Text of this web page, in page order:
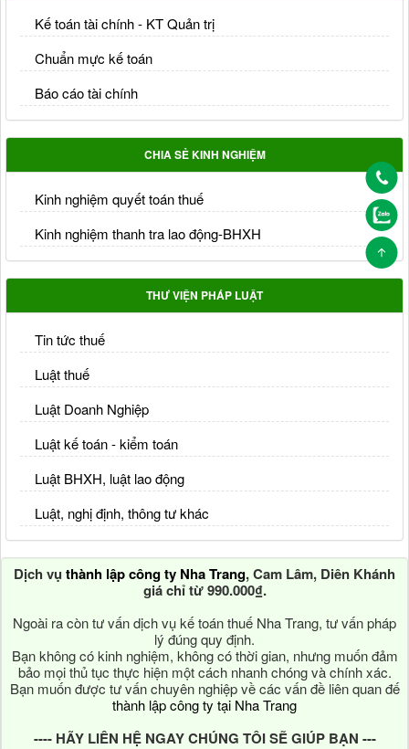
Kế toán tài chính - KT Quản trị
Chuẩn mực kế toán
Báo cáo tài chính
CHIA SẺ KINH NGHIỆM
Kinh nghiệm quyết toán thuế
Kinh nghiệm thanh tra lao động-BHXH
THƯ VIỆN PHÁP LUẬT
Tin tức thuế
Luật thuế
Luật Doanh Nghiệp
Luật kế toán - kiểm toán
Luật BHXH, luật lao động
Luật, nghị định, thông tư khác
Dịch vụ thành lập công ty Nha Trang, Cam Lâm, Diên Khánh
giá chỉ từ 990.000₫.
Ngoài ra còn tư vấn dịch vụ kế toán thuế Nha Trang, tư vấn pháp
lý đúng quy định.
Bạn không có kinh nghiệm, không có thời gian, nhưng muốn đảm
bảo mọi thủ tục thực hiện một cách nhanh chóng và chính xác.
Bạn muốn được tư vấn chuyên nghiệp về các vấn đề liên quan đế
thành lập công ty tại Nha Trang
---- HÃY LIÊN HỆ NGAY CHÚNG TÔI SẼ GIÚP BẠN ---